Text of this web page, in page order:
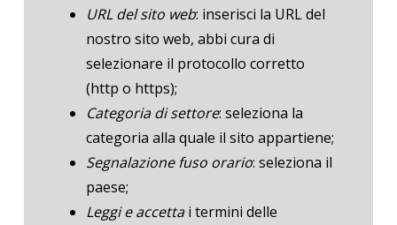
URL del sito web: inserisci la URL del
nostro sito web, abbi cura di
selezionare il protocollo corretto
(http o https);
Categoria di settore: seleziona la
categoria alla quale il sito appartiene;
Segnalazione fuso orario: seleziona il
paese;
Leggi e accettai termini delle